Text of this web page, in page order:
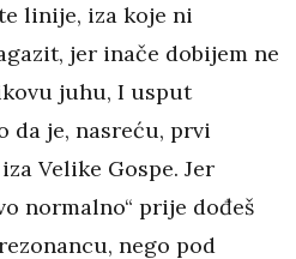
linije, iza koje ni
jer inače dobijem ne
juhu, I usput
da je, nasreću, prvi
Velike Gospe. Jer
normalno“ prije dođeš
nego pod